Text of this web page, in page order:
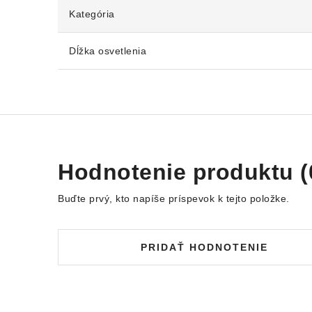
Kategória
Dĺžka osvetlenia
Hodnotenie produktu
Buďte prvý, kto napíše príspevok k tejto položke.
PRIDAŤ HODNOTENIE